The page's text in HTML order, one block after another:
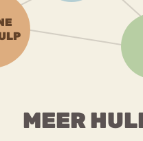
MEER